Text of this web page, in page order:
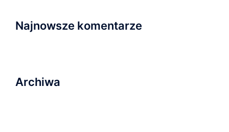
Najnowsze komentarze
Archiwa